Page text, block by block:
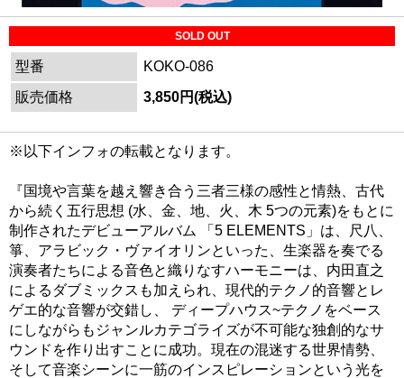
SOLD OUT
型番
KOKO-086
販売価格
3,850円(税込)
※以下インフォの転載となります。
『国境や言葉を越え響き合う三者三様の感性と情熱、古代
から続く五行思想 (水、金、地、火、木 5つの元素)をもとに
制作されたデビューアルバム 「5 ELEMENTS」は、尺八、
箏、アラビック・ヴァイオリンといった、生楽器を奏でる
演奏者たちによる音色と織りなすハーモニーは、内田直之
によるダブミックスも加えられ、現代的テクノ的音響とレ
ゲエ的な音響が交錯し、 ディープハウス~テクノをベース
にしながらもジャンルカテゴライズが不可能な独創的なサ
ウンドを作り出すことに成功。現在の混迷する世界情勢、
そして音楽シーンに一筋のインスピレーションという光を